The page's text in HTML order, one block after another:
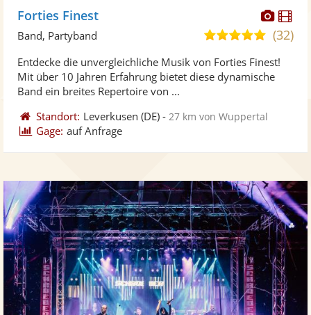
Fotos
Forties Finest
5,0
5
(32)
Band, Partyband
Entdecke die unvergleichliche Musik von Forties Finest!
Mit über 10 Jahren Erfahrung bietet diese dynamische
Band ein breites Repertoire von ...
Standort: Leverkusen (DE) - 27 km von Wuppertal
Gage: auf Anfrage